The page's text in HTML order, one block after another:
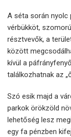
A séta során nyolc
vérbükköt,
résztvevők, a
között
kívül a
találkozhatnak az
Szó esik majd a
parkok örökzöld
lehetőség lesz
egy fa pénzben